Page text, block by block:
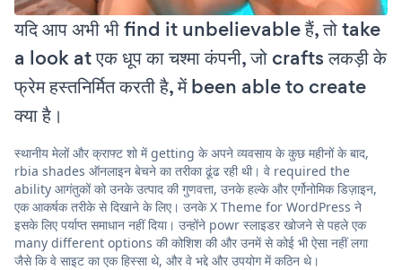
यदि आप अभी भी find it unbelievable हैं, तो take
a look at एक धूप का चश्मा कंपनी, जो crafts लकड़ी के
फ्रेम हस्तनिर्मित करती है, में been able to create
क्या है।
स्थानीय मेलों और क्राफ्ट शो में getting के अपने व्यवसाय के कुछ महीनों के बाद,
rbia shades ऑनलाइन बेचने का तरीका ढूंढ रही थी। वे required the
ability आगंतुकों को उनके उत्पाद की गुणवत्ता, उनके हल्के और एर्गोनोमिक डिज़ाइन,
एक आकर्षक तरीके से दिखाने के लिए। उनके X Theme for WordPress ने
इसके लिए पर्याप्त समाधान नहीं दिया। उन्होंने powr स्लाइडर खोजने से पहले एक
many different options की कोशिश की और उनमें से कोई भी ऐसा नहीं लगा
जैसे कि वे साइट का एक हिस्सा थे, और वे भद्दे और उपयोग में कठिन थे।